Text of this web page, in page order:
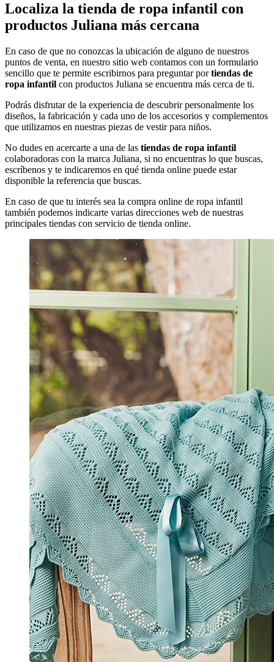
Localiza la tienda de ropa infantil con
productos Juliana más cercana
En caso de que no conozcas la ubicación de alguno de nuestros
puntos de venta, en nuestro sitio web contamos con un formulario
sencillo que te permite escribirnos para preguntar portiendas de
ropa infantil con productos Juliana se encuentra más cerca de ti.
Podrás disfrutar de la experiencia de descubrir personalmente los
diseños, la fabricación y cada uno de los accesorios y complementos
que utilizamos en nuestras piezas de vestir para niños.
No dudes en acercarte a una de las tiendas de ropa infantil
colaboradoras con la marca Juliana, si no encuentras lo que buscas,
escríbenos y te indicaremos en qué tienda online puede estar
disponible la referencia que buscas.
En caso de que tu interés sea la compra online de ropa infantil
también podemos indicarte varias direcciones web de nuestras
principales tiendas con servicio de tienda online.